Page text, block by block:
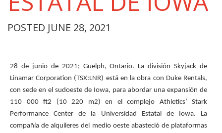
POSTED JUNE 28, 2021
28 de junio de 2021; Guelph, Ontario. La división Skyjack de
Linamar Corporation (TSX:LNR) está en la obra con Duke Rentals,
con sede en el sudoeste de Iowa, para abordar una expansión de
110 000 ft2 (10 220 m2) en el complejo Athletics’ Stark
Performance Center de la Universidad Estatal de Iowa. La
compañía de alquileres del medio oeste abasteció de plataformas